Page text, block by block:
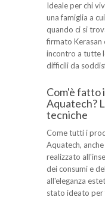
Ideale per chi
una famiglia a
quando ci si
firmato
incontro a tutte
difficili da
Com'è fatto
Aquatech?
tecniche
Come tutti i
Aquatech,
realizzato
dei consumi e
all'eleganza
stato ideato per